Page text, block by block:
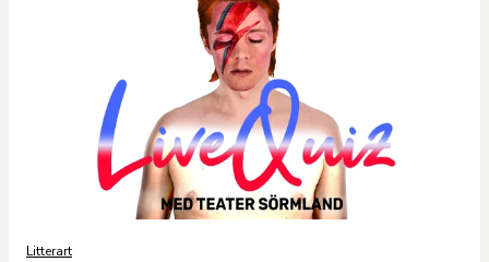
Litterart